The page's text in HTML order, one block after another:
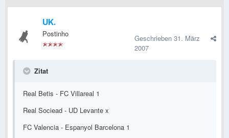
UK.
Postinho Geschrieben 31. März
2007
Zitat
Real Betis - FC Villareal 1
Real Sociead - UD Levante x
FC Valencia - Espanyol Barcelona 1